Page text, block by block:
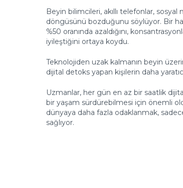
Beyin bilimcileri, akıllı telefonlar,
döngüsünü bozduğunu söylüyor. Bir
%50 oranında azaldığını,
iyileştiğini ortaya koydu.
Teknolojiden uzak kalmanın beyin
dijital detoks yapan kişilerin daha
Uzmanlar, her gün en az bir saatlik
bir yaşam sürdürebilmesi için önemli
dünyaya daha fazla odaklanmak,
sağlıyor.